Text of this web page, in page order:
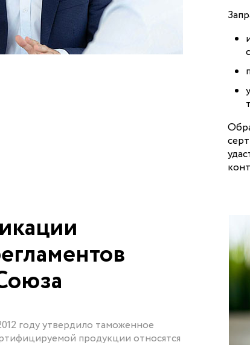
году утвердило таможенное
продукции относятся